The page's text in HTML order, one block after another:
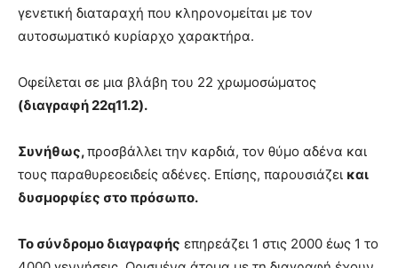
γενετική διαταραχή που κληρονομείται με τον
αυτοσωματικό κυρίαρχο χαρακτήρα.
Οφείλεται σε μια βλάβη του 22 χρωμοσώματος
(διαγραφή 22q11.2).
Συνήθως,προσβάλλει την καρδιά, τον θύμο αδένα και
τους παραθυρεοειδείς αδένες. Επίσης, παρουσιάζει και
δυσμορφίες στο πρόσωπο.
Το σύνδρομο διαγραφής επηρεάζει 1 στις 2000 έως 1 το